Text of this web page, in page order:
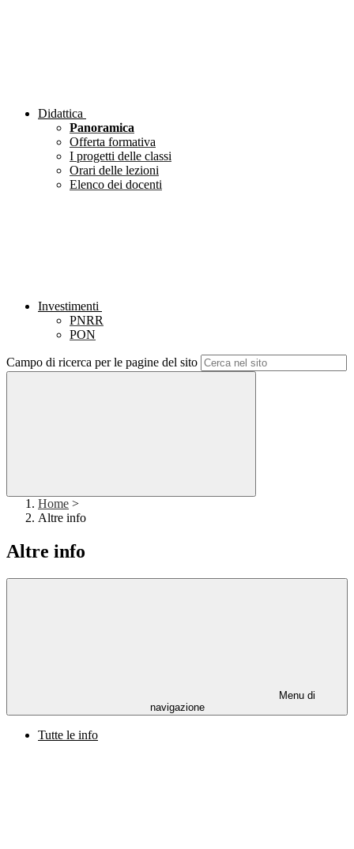
Didattica
Panoramica
Offerta formativa
I progetti delle classi
Orari delle lezioni
Elenco dei docenti
Investimenti
PNRR
PON
Campo di ricerca per le pagine del sito
Home >
Altre info
Altre info
Menu di
navigazione
Tutte le info